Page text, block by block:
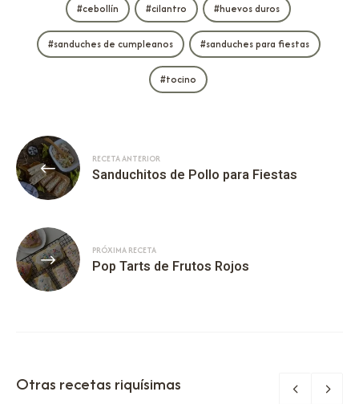
cebollín cilantro huevos duros
sanduches de cumpleanos sanduches para fiestas
tocino
RECETA ANTERIOR
Sanduchitos de Pollo para Fiestas
PRÓXIMA RECETA
Pop Tarts de Frutos Rojos
Otras recetas riquísimas